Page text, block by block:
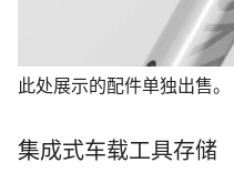
此处展示的配件单独出售。
集成式车载工具存储